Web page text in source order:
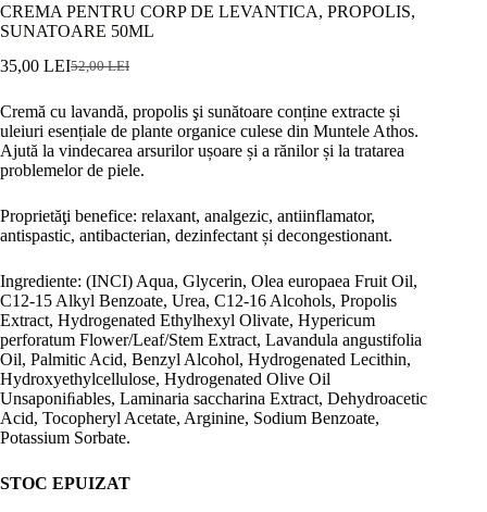
CREMA PENTRU CORP DE LEVANTICA, PROPOLIS,
SUNATOARE 50ML
52,00LEI
Prețul
a
fost:
52,00 lei.
35,00 LEIPrețul
este:
35,00 lei.
Cremă cu lavandă, propolis şi sunătoare conține extracte și
uleiuri esențiale de plante organice culese din Muntele Athos.
Ajută la vindecarea arsurilor ușoare și a rănilor și la tratarea
problemelor de piele.
Proprietăţi benefice: relaxant, analgezic, antiinflamator,
antispastic, antibacterian, dezinfectant și decongestionant.
Ingrediente: (INCI) Aqua, Glycerin, Olea europaea Fruit Oil,
C12-15 Alkyl Benzoate, Urea, C12-16 Alcohols, Propolis
Extract, Hydrogenated Ethylhexyl Olivate, Hypericum
perforatum Flower/Leaf/Stem Extract, Lavandula angustifolia
Oil, Palmitic Acid, Benzyl Alcohol, Hydrogenated Lecithin,
Hydroxyethylcellulose, Hydrogenated Olive Oil
Unsaponiﬁables, Laminaria saccharina Extract, Dehydroacetic
Acid, Tocopheryl Acetate, Arginine, Sodium Benzoate,
Potassium Sorbate.
STOC EPUIZAT